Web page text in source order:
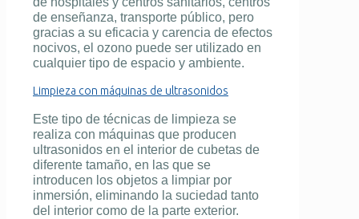
de enseñanza, transporte público, pero
gracias a su eficacia y carencia de efectos
nocivos, el ozono puede ser utilizado en
cualquier tipo de espacio y ambiente.
Limpieza con máquinas de ultrasonidos
Este tipo de técnicas de limpieza se
realiza con máquinas que producen
ultrasonidos en el interior de cubetas de
diferente tamaño, en las que se
introducen los objetos a limpiar por
inmersión, eliminando la suciedad tanto
del interior como de la parte exterior.